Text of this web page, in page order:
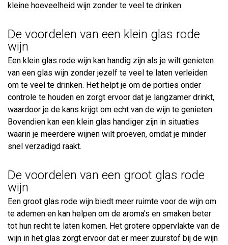
kleine hoeveelheid wijn zonder te veel te drinken.
De voordelen van een klein glas rode
wijn
Een klein glas rode wijn kan handig zijn als je wilt genieten
van een glas wijn zonder jezelf te veel te laten verleiden
om te veel te drinken. Het helpt je om de porties onder
controle te houden en zorgt ervoor dat je langzamer drinkt,
waardoor je de kans krijgt om echt van de wijn te genieten.
Bovendien kan een klein glas handiger zijn in situaties
waarin je meerdere wijnen wilt proeven, omdat je minder
snel verzadigd raakt.
De voordelen van een groot glas rode
wijn
Een groot glas rode wijn biedt meer ruimte voor de wijn om
te ademen en kan helpen om de aroma's en smaken beter
tot hun recht te laten komen. Het grotere oppervlakte van de
wijn in het glas zorgt ervoor dat er meer zuurstof bij de wijn